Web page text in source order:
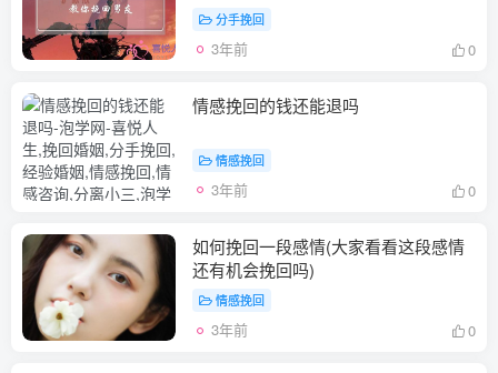
分手挽回
3年前 0
情感挽回的钱还能退吗
情感挽回
3年前 0
如何挽回一段感情(大家看看这段感情
还有机会挽回吗)
情感挽回
3年前 0